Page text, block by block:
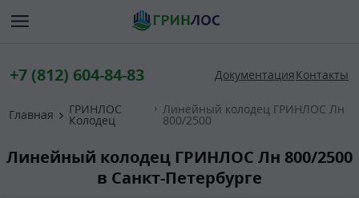
+7 (812) 604-84-83 ДокументацияКонтакты
Главная ГРИНЛОС
Колодец
Линейный колодец ГРИНЛОС Лн
800/2500
Линейный колодец ГРИНЛОС Лн 800/2500
в Санкт-Петербурге